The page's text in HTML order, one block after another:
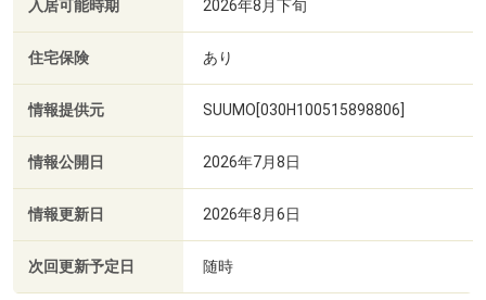
入居可能時期 2026年8月下旬
住宅保険 あり
情報提供元 SUUMO[030H100515898806]
情報公開日 2026年7月8日
情報更新日 2026年8月6日
次回更新予定日 随時